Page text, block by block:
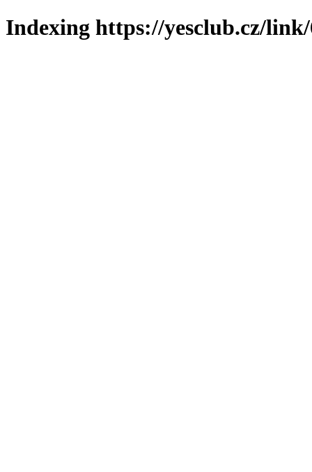
Indexing https://yesclub.cz/link/